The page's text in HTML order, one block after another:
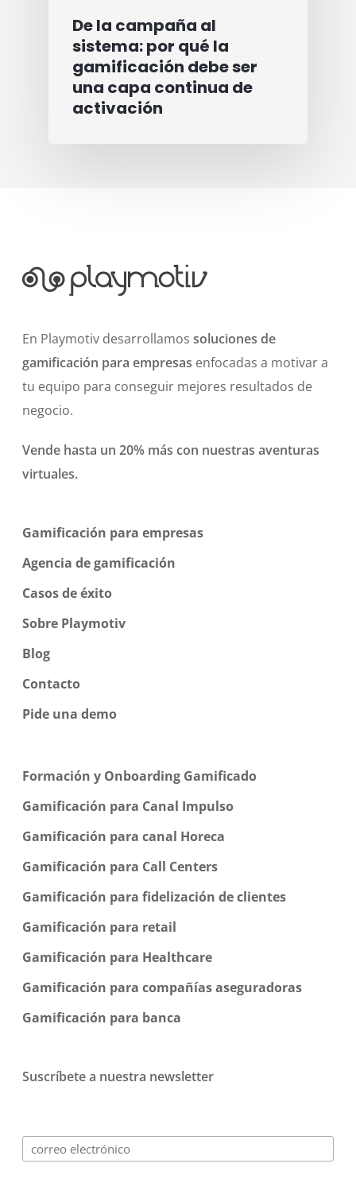
De la campaña al
sistema: por qué la
gamificación debe ser
una capa continua de
activación
En Playmotiv desarrollamos soluciones de
gamificación para empresas enfocadas a motivar a
tu equipo para conseguir mejores resultados de
negocio.
Vende hasta un 20% más con nuestras aventuras
virtuales.
Gamificación para empresas
Agencia de gamificación
Casos de éxito
Sobre Playmotiv
Blog
Contacto
Pide una demo
Formación y Onboarding Gamificado
Gamificación para Canal Impulso
Gamificación para canal Horeca
Gamificación para Call Centers
Gamificación para fidelización de clientes
Gamificación para retail
Gamificación para Healthcare
Gamificación para compañías aseguradoras
Gamificación para banca
Suscríbete a nuestra newsletter